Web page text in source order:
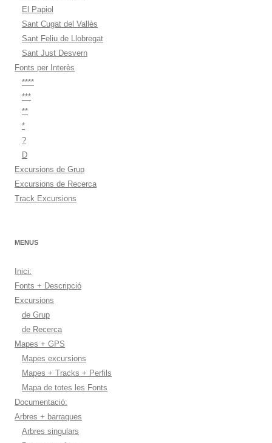
El Papiol
Sant Cugat del Vallès
Sant Feliu de Llobregat
Sant Just Desvern
Fonts per Interès
****
***
**
*
?
D
Excursions de Grup
Excursions de Recerca
Track Excursions
MENUS
Inici:
Fonts + Descripció
Excursions
de Grup
de Recerca
Mapes + GPS
Mapes excursions
Mapes + Tracks + Perfils
Mapa de totes les Fonts
Documentació:
Arbres + barraques
Arbres singulars